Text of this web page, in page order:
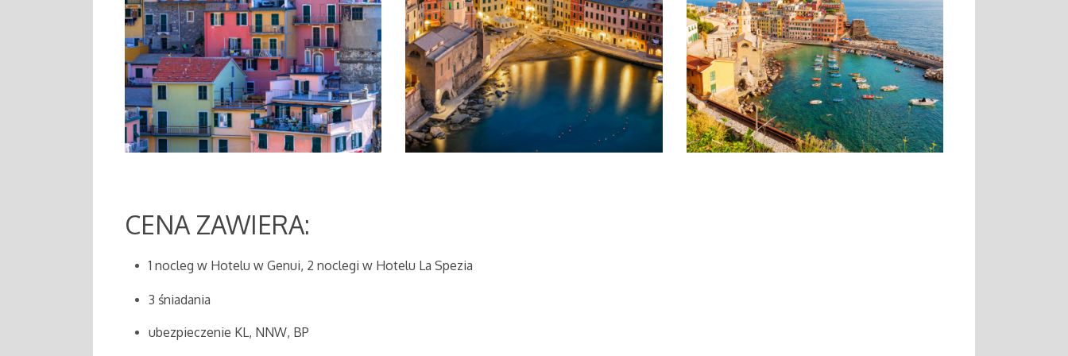
CENA ZAWIERA:
1 nocleg w Hotelu w Genui, 2 noclegi w Hotelu La Spezia
3 śniadania
ubezpieczenie KL, NNW, BP